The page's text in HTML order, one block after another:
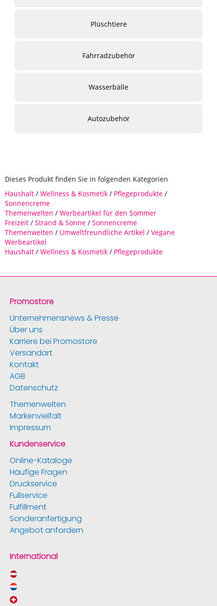
Plüschtiere
Fahrradzubehör
Wasserbälle
Autozubehör
Dieses Produkt finden Sie in folgenden Kategorien
Haushalt / Wellness & Kosmetik / Pflegeprodukte /
Sonnencreme
Themenwelten / Werbeartikel für den Sommer
Freizeit / Strand & Sonne / Sonnencreme
Themenwelten / Umweltfreundliche Artikel / Vegane
Werbeartikel
Haushalt / Wellness & Kosmetik / Pflegeprodukte
Promostore
Unternehmensnews & Presse
Über uns
Karriere bei Promostore
Versandart
Kontakt
AGB
Datenschutz
Themenwelten
Markenvielfalt
Impressum
Kundenservice
Online-Kataloge
Häufige Fragen
Druckservice
Fullservice
Fulfillment
Sonderanfertigung
Angebot anfordern
International